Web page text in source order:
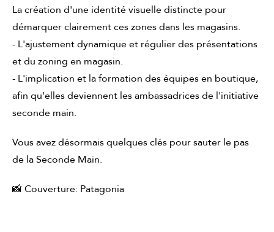
La création d'une identité visuelle distincte pour
démarquer clairement ces zones dans les magasins.
- L'ajustement dynamique et régulier des présentations
et du zoning en magasin.
- L'implication et la formation des équipes en boutique,
afin qu'elles deviennent les ambassadrices de l'initiative
seconde main.
Vous avez désormais quelques clés pour sauter le pas
de la Seconde Main.
📸 Couverture: Patagonia